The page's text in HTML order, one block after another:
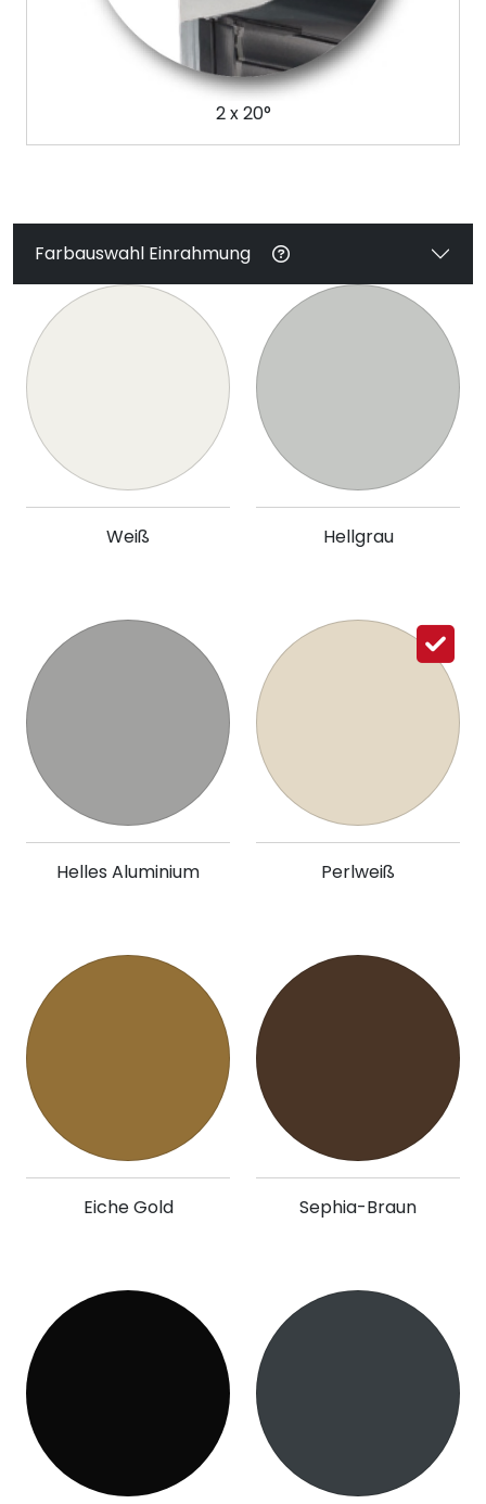
2 x 20°
Farbauswahl Einrahmung
Weiß Hellgrau
Helles Aluminium Perlweiß
Eiche Gold Sephia-Braun